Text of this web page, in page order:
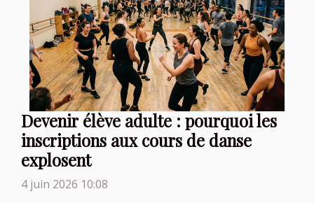
Devenir élève adulte : pourquoi les
inscriptions aux cours de danse
explosent
4 juin 2026 10:08